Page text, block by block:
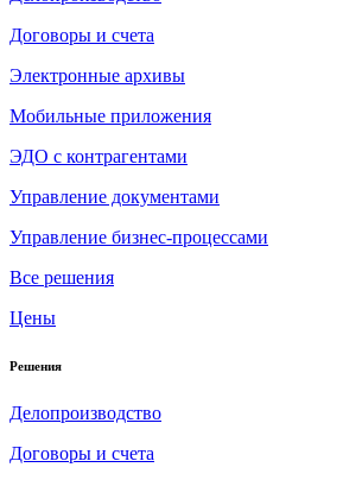
Договоры и счета
Электронные архивы
Мобильные приложения
ЭДО с контрагентами
Управление документами
Управление бизнес-процессами
Все решения
Цены
Решения
Делопроизводство
Договоры и счета